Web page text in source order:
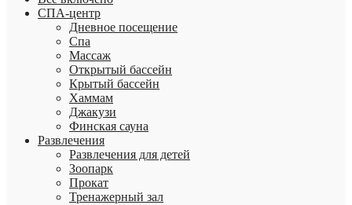
СПА-центр
Дневное посещение
Спа
Массаж
Открытый бассейн
Крытый бассейн
Хаммам
Джакузи
Финская сауна
Развлечения
Развлечения для детей
Зоопарк
Прокат
Тренажерный зал